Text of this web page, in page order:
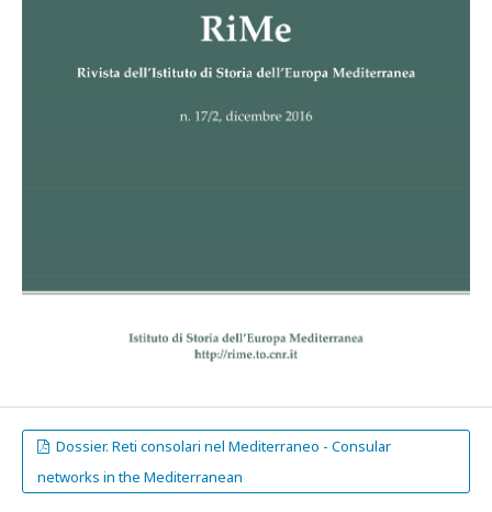
Dossier. Reti consolari nel Mediterraneo - Consular
networks in the Mediterranean